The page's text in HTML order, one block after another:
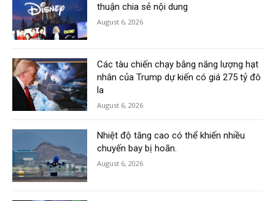
thuận chia sẻ nội dung
August 6, 2026
Các tàu chiến chạy bằng năng lượng hạt
nhân của Trump dự kiến có giá 275 tỷ đô
la
August 6, 2026
Nhiệt độ tăng cao có thể khiến nhiều
chuyến bay bị hoãn.
August 6, 2026